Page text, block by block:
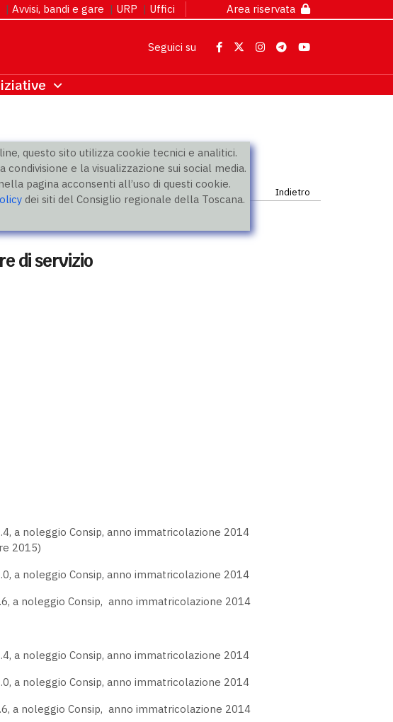
questo sito utilizza cookie tecnici e analitici.
e la visualizzazione sui social media.
pagina acconsenti all’uso di questi cookie.
dei siti del Consiglio regionale della Toscana.
| Avvisi, bandi e gare | URP | Uffici Area riservata
Seguici su
Indietro
di servizio
a noleggio Consip, anno immatricolazione 2014
2015)
a noleggio Consip, anno immatricolazione 2014
a noleggio Consip, anno immatricolazione 2014
a noleggio Consip, anno immatricolazione 2014
a noleggio Consip, anno immatricolazione 2014
a noleggio Consip, anno immatricolazione 2014